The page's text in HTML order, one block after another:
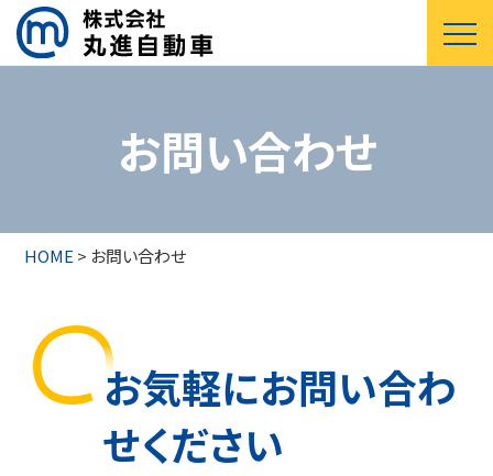
お問い合わせ
HOME> お問い合わせ
お気軽にお問い合わ
せください